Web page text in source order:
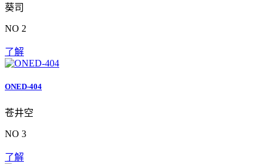
葵司
NO 2
了解
ONED-404
苍井空
NO 3
了解